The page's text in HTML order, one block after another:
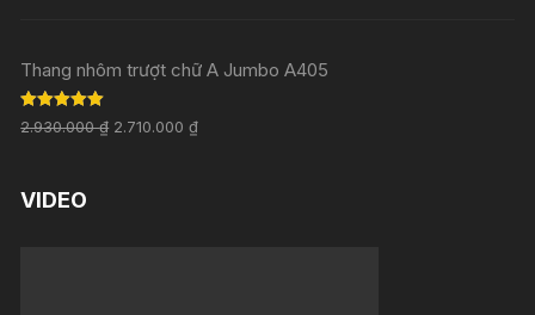
Thang nhôm trượt chữ A Jumbo A405
Rated 5.00
out of 5
2.930.000₫ 2.710.000₫
VIDEO